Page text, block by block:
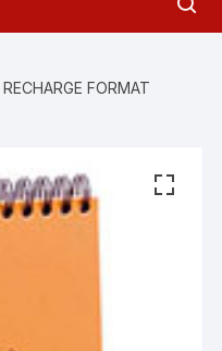
FORMAT